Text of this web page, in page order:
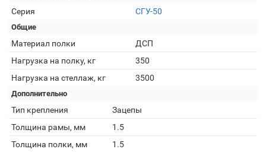
Серия СГУ-50
Общие
Материал полки
ДСП
Нагрузка на полку, кг
350
Нагрузка на стеллаж, кг
3500
Дополнительно
Тип крепления
Зацепы
Толщина рамы, мм
1.5
Толщина полки, мм
1.5